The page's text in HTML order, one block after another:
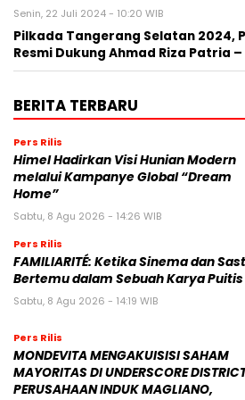
Senin, 22 Juli 2024 - 10:20 WIB
Pilkada Tangerang Selatan 2024,
Resmi Dukung Ahmad Riza Patria
BERITA TERBARU
Pers Rilis
Himel Hadirkan Visi Hunian Modern
melalui Kampanye Global “Dream
Home”
Sabtu, 8 Agu 2026 - 14:26 WIB
Pers Rilis
FAMILIARITÉ: Ketika Sinema dan
Bertemu dalam Sebuah Karya Puitis
Sabtu, 8 Agu 2026 - 14:19 WIB
Pers Rilis
MONDEVITA MENGAKUISISI SAHAM
MAYORITAS DI UNDERSCORE
PERUSAHAAN INDUK MAGLIANO,